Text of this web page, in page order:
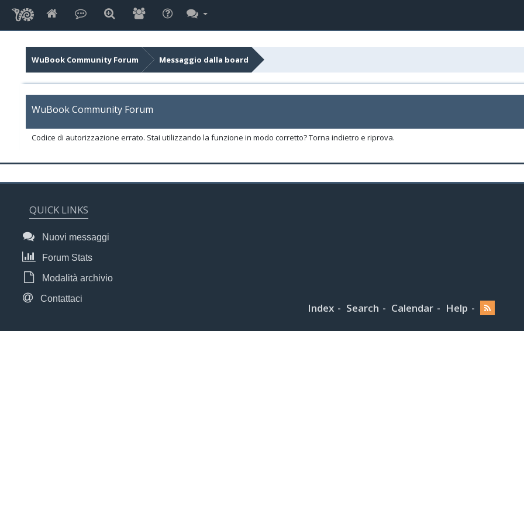
WuBook Community Forum Messaggio dalla board
WuBook Community Forum
Codice di autorizzazione errato. Stai utilizzando la funzione in modo corretto? Torna indietro e riprova.
QUICK LINKS
Nuovi messaggi
Forum Stats
Modalità archivio
Contattaci
Index Search Calendar Help